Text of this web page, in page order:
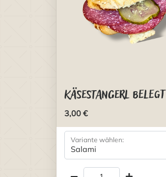
Käsestangerl belegt
3,00 €
Variante wählen: